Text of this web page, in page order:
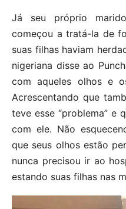
Já seu próprio
começou a tratá-la de
suas filhas haviam
nigeriana disse ao
com aqueles olhos e
Acrescentando que
teve esse “problema” e
com ele. Não
que seus olhos estão
nunca precisou ir ao
estando suas filhas nas